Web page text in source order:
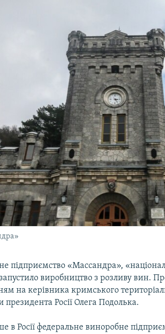
підприємство «Массандра»,
виробництво з розливу вин.
на керівника кримського
президента Росії Олега Подолька.
в Росії федеральне виноробне